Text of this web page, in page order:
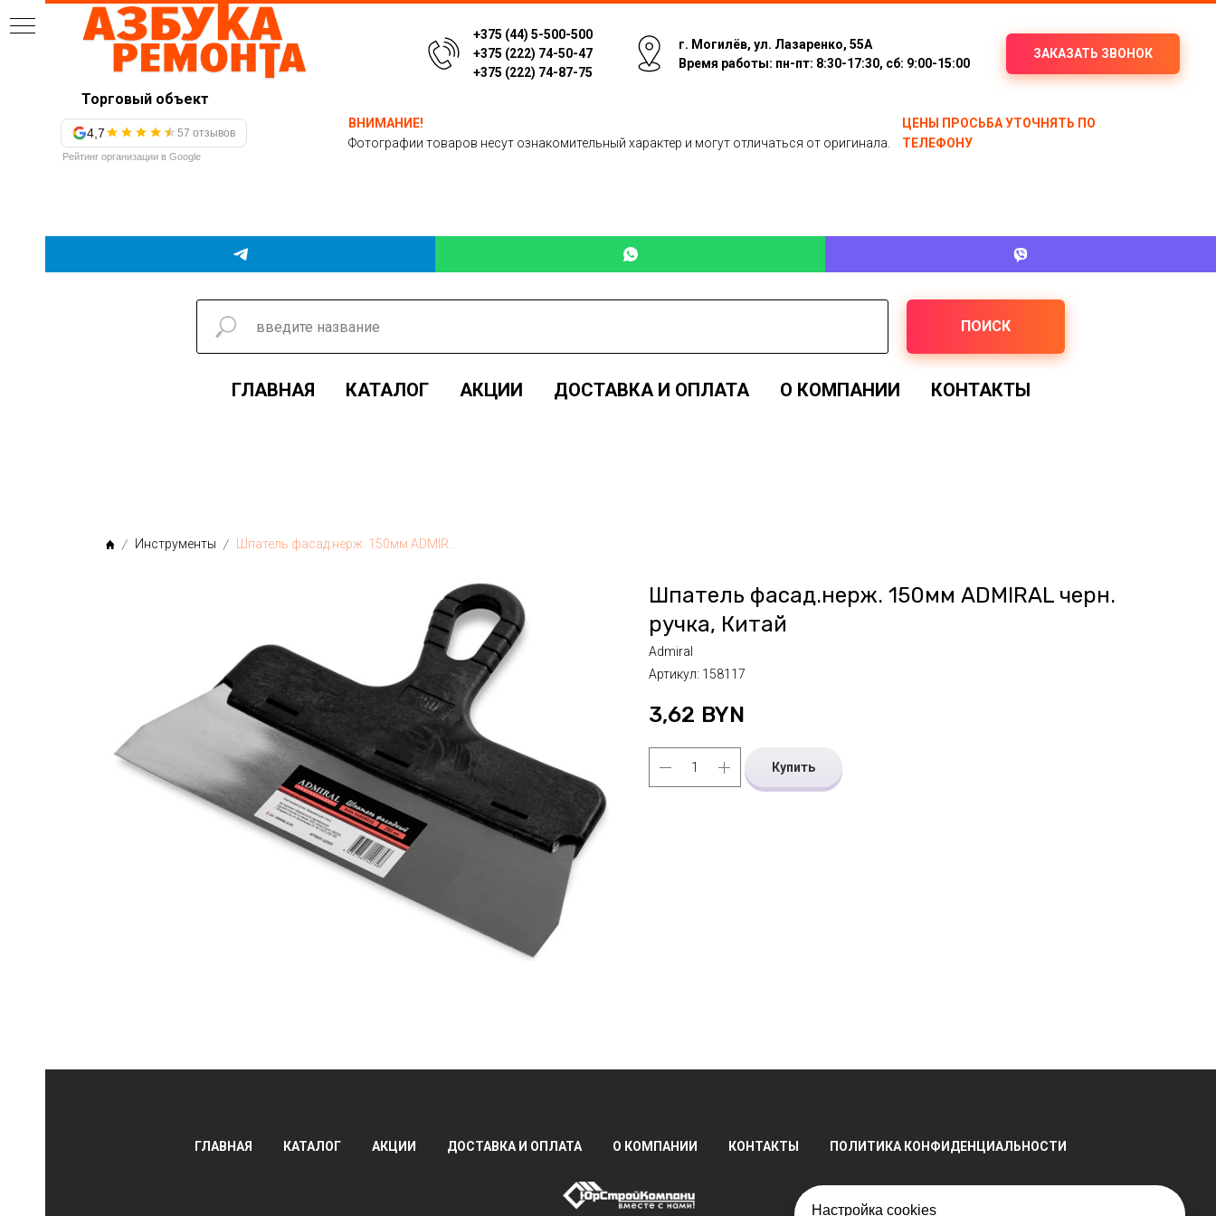
Торговый объект
+375 (44) 5-500-500
+375 (222) 74-50-47
+375 (222) 74-87-75
г. Могилёв, ул. Лазаренко, 55А
Время работы: пн-пт: 8:30-17:30, сб: 9:00-15:00
ЗАКАЗАТЬ ЗВОНОК
ЦЕНЫ ПРОСЬБА УТОЧНЯТЬ ПО
ТЕЛЕФОНУ
ВНИМАНИЕ!
Фотографии товаров несут ознакомительный характер и могут отличаться от оригинала.
4,7 57 отзывов
Рейтинг организации в Google
ПОИСК
ГЛАВНАЯ КАТАЛОГ АКЦИИ ДОСТАВКА И ОПЛАТА О КОМПАНИИ КОНТАКТЫ
Настройка cookies
Инструменты
Шпатель фасад.нерж. 150мм ADMIRAL черн.
ручка, Китай
Admiral
Артикул: 158117
3,62 BYN
Купить
ГЛАВНАЯ КАТАЛОГ АКЦИИ ДОСТАВКА И ОПЛАТА О КОМПАНИИ КОНТАКТЫ ПОЛИТИКА КОНФИДЕНЦИАЛЬНОСТИ